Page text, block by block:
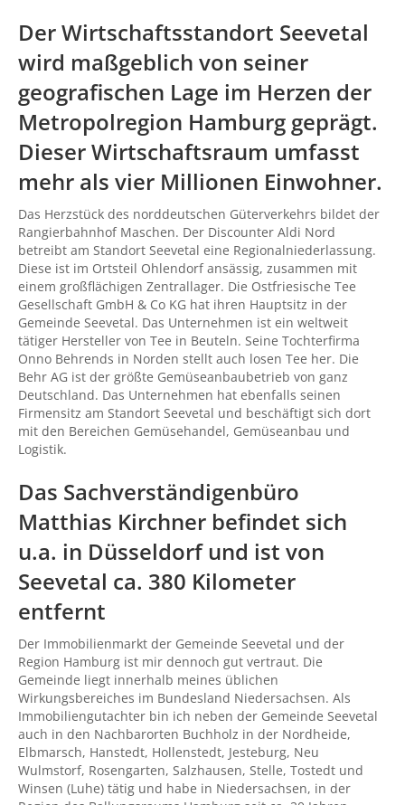
Der Wirtschaftsstandort Seevetal
wird maßgeblich von seiner
geografischen Lage im Herzen der
Metropolregion Hamburg geprägt.
Dieser Wirtschaftsraum umfasst
mehr als vier Millionen Einwohner.
Das Herzstück des norddeutschen Güterverkehrs bildet der
Rangierbahnhof Maschen. Der Discounter Aldi Nord
betreibt am Standort Seevetal eine Regionalniederlassung.
Diese ist im Ortsteil Ohlendorf ansässig, zusammen mit
einem großflächigen Zentrallager. Die Ostfriesische Tee
Gesellschaft GmbH & Co KG hat ihren Hauptsitz in der
Gemeinde Seevetal. Das Unternehmen ist ein weltweit
tätiger Hersteller von Tee in Beuteln. Seine Tochterfirma
Onno Behrends in Norden stellt auch losen Tee her. Die
Behr AG ist der größte Gemüseanbaubetrieb von ganz
Deutschland. Das Unternehmen hat ebenfalls seinen
Firmensitz am Standort Seevetal und beschäftigt sich dort
mit den Bereichen Gemüsehandel, Gemüseanbau und
Logistik.
Das Sachverständigenbüro
Matthias Kirchner befindet sich
u.a. in Düsseldorf und ist von
Seevetal ca. 380 Kilometer
entfernt
Der Immobilienmarkt der Gemeinde Seevetal und der
Region Hamburg ist mir dennoch gut vertraut. Die
Gemeinde liegt innerhalb meines üblichen
Wirkungsbereiches im Bundesland Niedersachsen. Als
Immobiliengutachter bin ich neben der Gemeinde Seevetal
auch in den Nachbarorten Buchholz in der Nordheide,
Elbmarsch, Hanstedt, Hollenstedt, Jesteburg, Neu
Wulmstorf, Rosengarten, Salzhausen, Stelle, Tostedt und
Winsen (Luhe) tätig und habe in Niedersachsen, in der